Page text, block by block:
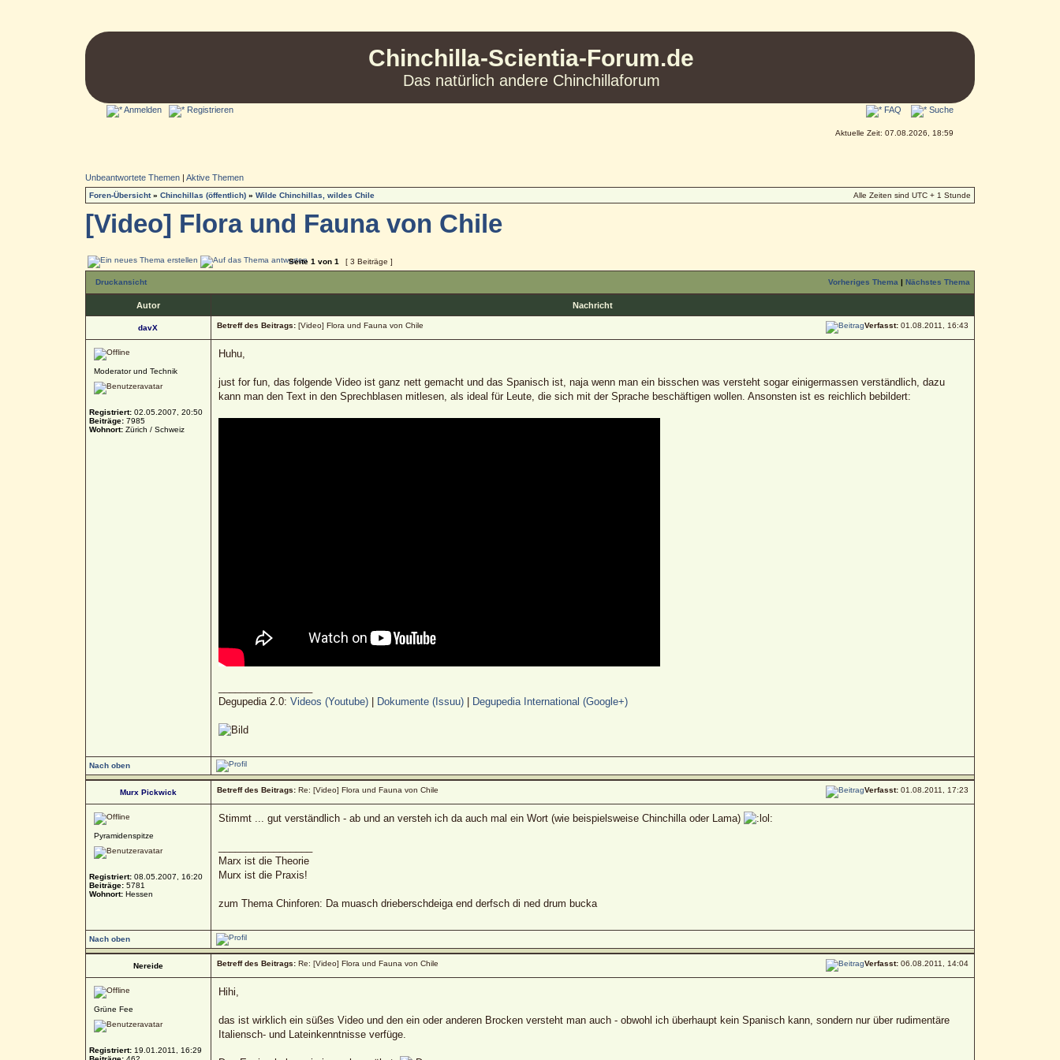
Chinchilla-Scientia-Forum.de
Das natürlich andere Chinchillaforum
Anmelden Registrieren FAQ Suche
Aktuelle Zeit: 07.08.2026, 18:59
Unbeantwortete Themen| Aktive Themen
Foren-Übersicht» Chinchillas (öffentlich)» Wilde Chinchillas, wildes Chile Alle Zeiten sind UTC + 1 Stunde
[Video] Flora und Fauna von Chile
Seite 1 von 1 [ 3 Beiträge ]
Druckansicht Vorheriges Thema | Nächstes Thema
Autor Nachricht
davX Betreff des Beitrags:[Video] Flora und Fauna von Chile Verfasst:01.08.2011, 16:43
Moderator und Technik
Registriert:02.05.2007, 20:50
Beiträge:7985
Wohnort:Zürich / Schweiz
Huhu,
just for fun, das folgende Video ist ganz nett gemacht und das Spanisch ist, naja wenn man ein bisschen was versteht sogar einigermassen verständlich, dazu
kann man den Text in den Sprechblasen mitlesen, als ideal für Leute, die sich mit der Sprache beschäftigen wollen. Ansonsten ist es reichlich bebildert:
Degupedia 2.0: Videos (Youtube)| Dokumente (Issuu)| Degupedia International (Google+)
Nach oben
Murx Pickwick Betreff des Beitrags:Re: [Video] Flora und Fauna von Chile Verfasst:01.08.2011, 17:23
Pyramidenspitze
Registriert:08.05.2007, 16:20
Beiträge:5781
Wohnort:Hessen
Stimmt ... gut verständlich - ab und an versteh ich da auch mal ein Wort (wie beispielsweise Chinchilla oder Lama)
Marx ist die Theorie
Murx ist die Praxis!
zum Thema Chinforen: Da muasch drieberschdeiga end derfsch di ned drum bucka
Nach oben
Nereide Betreff des Beitrags:Re: [Video] Flora und Fauna von Chile Verfasst:06.08.2011, 14:04
Grüne Fee
Registriert:19.01.2011, 16:29
Hihi,
das ist wirklich ein süßes Video und den ein oder anderen Brocken versteht man auch - obwohl ich überhaupt kein Spanisch kann, sondern nur über rudimentäre
Italiensch- und Lateinkenntnisse verfüge.